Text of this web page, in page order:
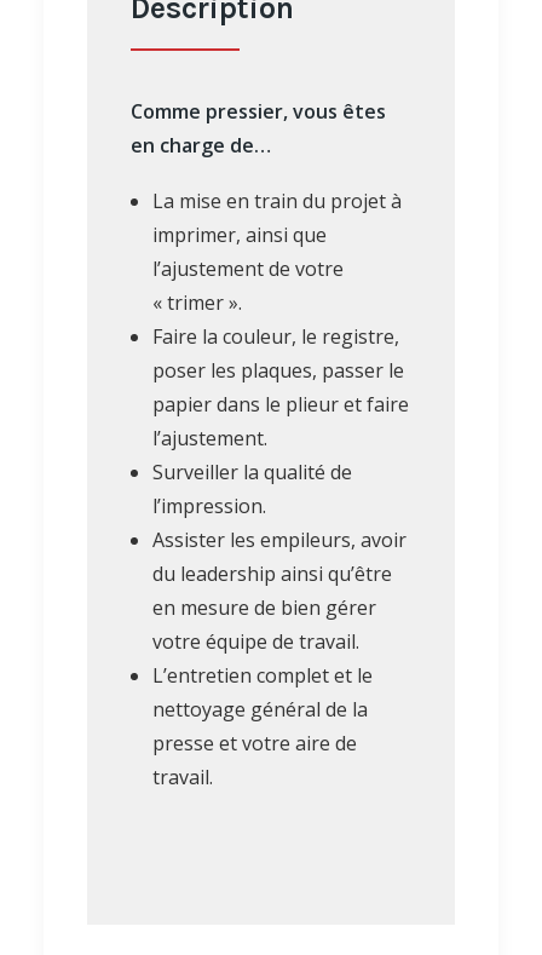
Description
Comme pressier, vous êtes
en charge de…
La mise en train du projet à
imprimer, ainsi que
l’ajustement de votre
« trimer ».
Faire la couleur, le registre,
poser les plaques, passer le
papier dans le plieur et faire
l’ajustement.
Surveiller la qualité de
l’impression.
Assister les empileurs, avoir
du leadership ainsi qu’être
en mesure de bien gérer
votre équipe de travail.
L’entretien complet et le
nettoyage général de la
presse et votre aire de
travail.